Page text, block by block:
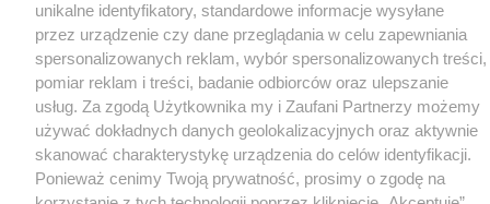
unikalne identyfikatory, standardowe informacje wysyłane
przez urządzenie czy dane przeglądania w celu zapewniania
spersonalizowanych reklam, wybór spersonalizowanych treści,
pomiar reklam i treści, badanie odbiorców oraz ulepszanie
usług. Za zgodą Użytkownika my i Zaufani Partnerzy możemy
używać dokładnych danych geolokalizacyjnych oraz aktywnie
skanować charakterystykę urządzenia do celów identyfikacji.
Ponieważ cenimy Twoją prywatność, prosimy o zgodę na